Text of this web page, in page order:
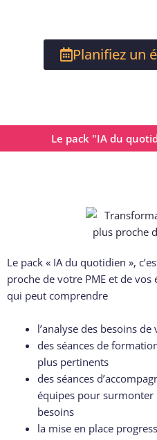
Planifiez un
Le pack "IA du
Le pack « IA du quotidien »,
proche de votre PME et de
qui peut comprendre
l’analyse des besoins
des séances de
plus pertinents
des séances
équipes pour
besoins
la mise en place